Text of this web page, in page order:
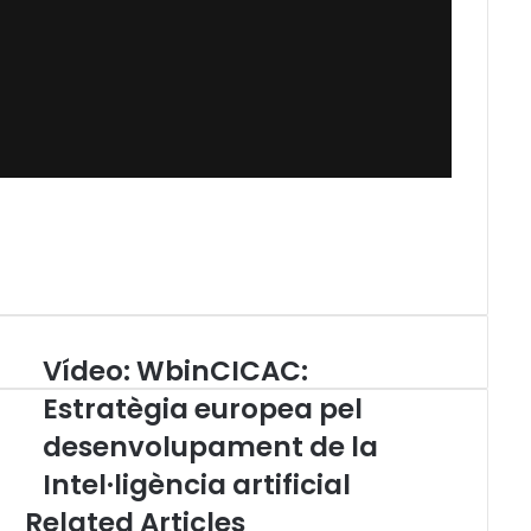
V
í
d
e
o
W
Vídeo: WbinCICAC:
Estratègia europea pel
desenvolupament de la
Intel·ligència artificial
Related Articles